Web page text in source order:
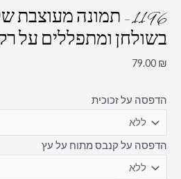
1196 – תמונה
בשולחן ומתפללים על
79.00 ₪
הדפסה על זכוכית
הדפסה על קנבס מתוח על עץ